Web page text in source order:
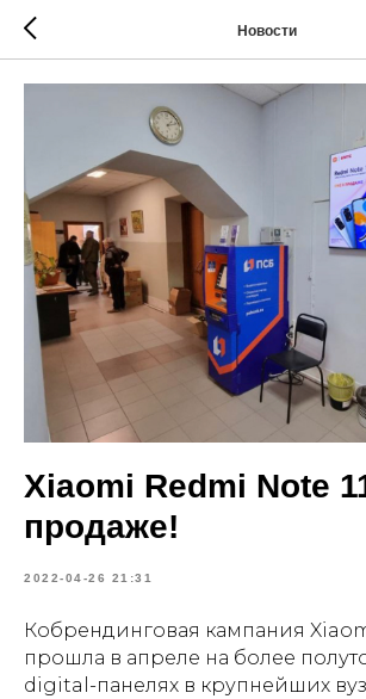
Новости
Xiaomi Redmi Note
продаже!
2022-04-26 21:31
Кобрендинговая кампания
прошла в апреле на более
digital-панелях в крупнейших